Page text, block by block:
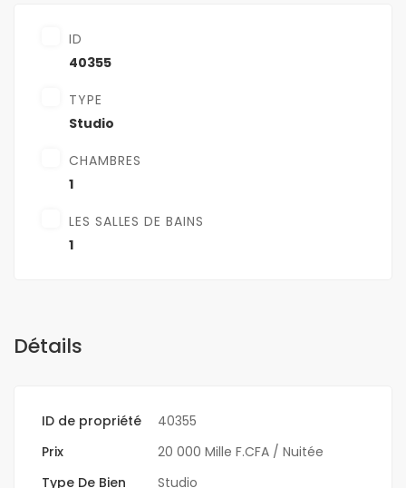
ID
40355
TYPE
Studio
CHAMBRES
1
LES SALLES DE BAINS
1
Détails
ID de propriété
40355
Prix
20 000 Mille F.CFA / Nuitée
Type De Bien
Studio